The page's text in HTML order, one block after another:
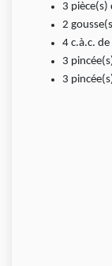
3 pièce(s)
2
4 c.à.c. de
3
3